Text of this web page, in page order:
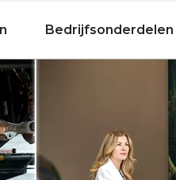
Bedrijfsonderdelen